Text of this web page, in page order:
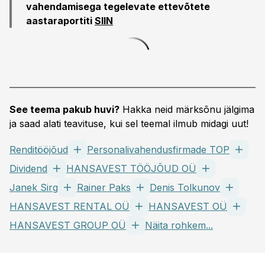
vahendamisega tegelevate ettevõtete
aastaraportiti SIIN
See teema pakub huvi? Hakka neid märksõnu jälgima
ja saad alati teavituse, kui sel teemal ilmub midagi uut!
Renditööjõud
Personalivahendusfirmade TOP
Dividend
HANSAVEST TÖÖJÕUD OÜ
Janek Sirg
Rainer Paks
Denis Tolkunov
HANSAVEST RENTAL OÜ
HANSAVEST OÜ
HANSAVEST GROUP OÜ
Näita rohkem...